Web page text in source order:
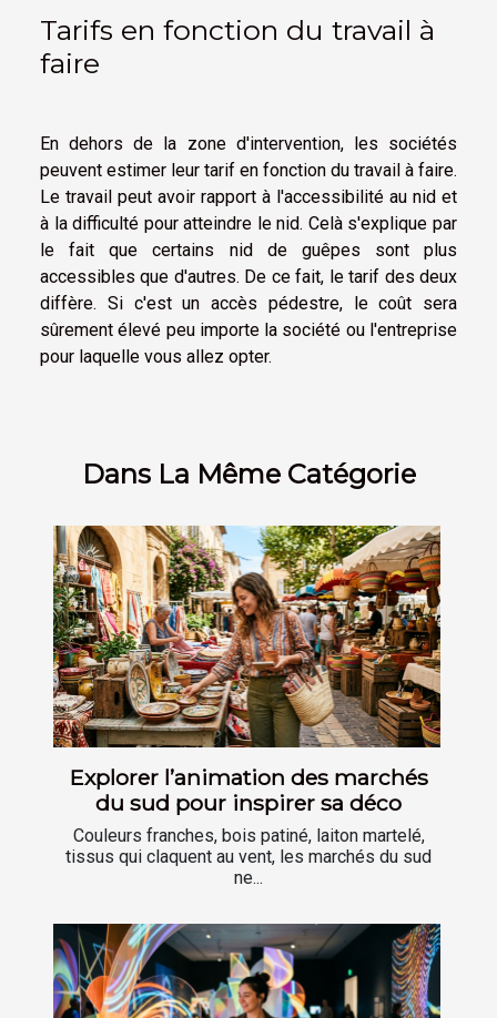
Tarifs en fonction du travail à
faire
En dehors de la zone d'intervention, les sociétés
peuvent estimer leur tarif en fonction du travail à faire.
Le travail peut avoir rapport à l'accessibilité au nid et
à la difficulté pour atteindre le nid. Celà s'explique par
le fait que certains nid de guêpes sont plus
accessibles que d'autres. De ce fait, le tarif des deux
diffère. Si c'est un accès pédestre, le coût sera
sûrement élevé peu importe la société ou l'entreprise
pour laquelle vous allez opter.
Dans La Même Catégorie
Explorer l’animation des marchés
du sud pour inspirer sa déco
Couleurs franches, bois patiné, laiton martelé,
tissus qui claquent au vent, les marchés du sud
ne...